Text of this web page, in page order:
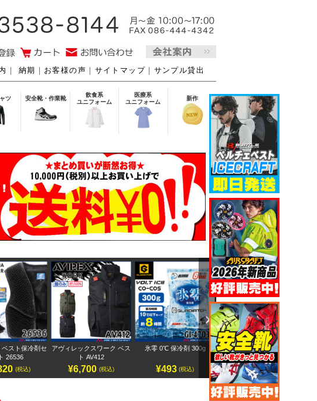
｜ 納期 ｜ お客様の声 ｜ サイトマップ ｜ サンプル貸出
ツ 安全靴・作業靴
飲食系
ユニフォーム
医療系
ユニフォーム
新作
ベスト保冷剤セ
26536
(税込)
アヴィレックスワーク ベス
ト AV412
¥6,700 (税込)
氷零 0℃ 保冷剤 300g
¥493 (税込)
アヴィレックスワーク 半袖
ブルゾン AV413
¥7,500 (税込)
Next